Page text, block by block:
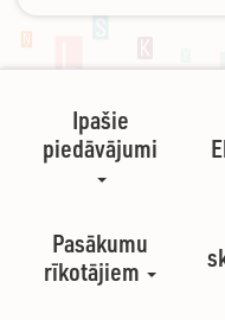
Ipašie
piedāvājumi
Pasākumu
rīkotājiem